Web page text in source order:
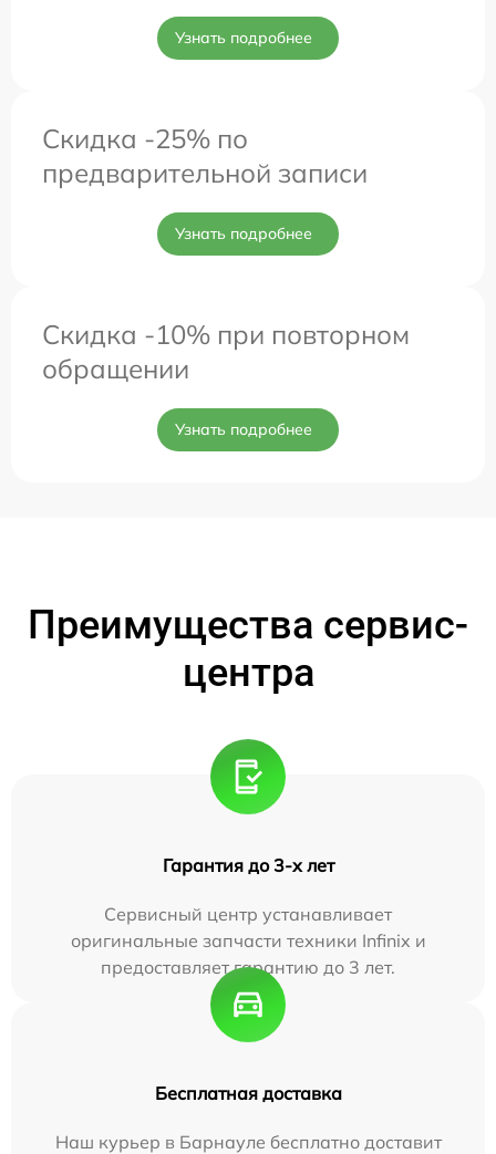
Узнать подробнее
Скидка -25% по
предварительной записи
Узнать подробнее
Скидка -10% при повторном
обращении
Узнать подробнее
Преимущества сервис-
центра
Гарантия до 3-х лет
Сервисный центр устанавливает
оригинальные запчасти техники Infinix и
предоставляет гарантию до 3 лет.
Бесплатная доставка
Наш курьер в Барнауле бесплатно доставит